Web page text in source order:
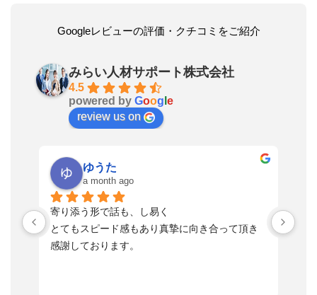
Googleレビューの評価・クチコミをご紹介
みらい人材サポート株式会社
4.5
powered by Goog e
review us on
ゆうた
a month ago
寄り添う形で話も、し易く
とてもスピード感もあり真摯に向き合って頂き
感謝しております。